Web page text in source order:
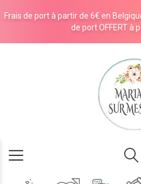
Frais de port à partir de 6€ en
de port OFFERT à